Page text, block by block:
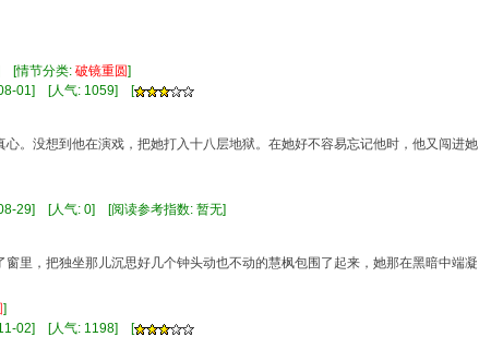
[情节分类: 破镜重圆]
08-01] [人气: 1059] [
没想到他在演戏，把她打入十八层地狱。在她好不容易忘记他时，他又闯进她
29] [人气: 0] [阅读参考指数: 暂无]
里，把独坐那儿沉思好几个钟头动也不动的慧枫包围了起来，她那在黑暗中端凝
]
11-02] [人气: 1198] [